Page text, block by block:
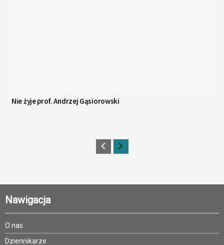
Nie żyje prof. Andrzej Gąsiorowski
Nawigacja
O nas
Dziennikarze